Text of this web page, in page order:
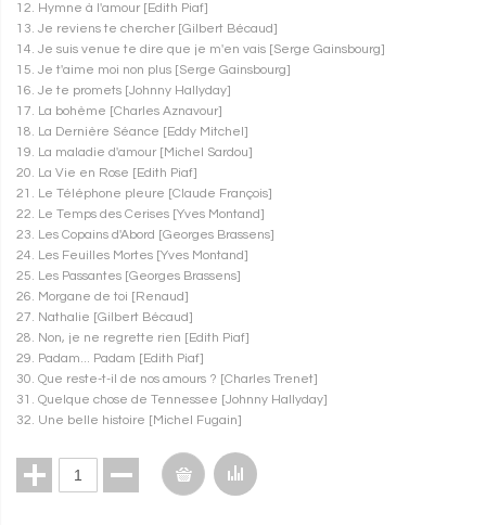
12. Hymne à l'amour [Edith Piaf]
13. Je reviens te chercher [Gilbert Bécaud]
14. Je suis venue te dire que je m'en vais [Serge Gainsbourg]
15. Je t'aime moi non plus [Serge Gainsbourg]
16. Je te promets [Johnny Hallyday]
17. La bohème [Charles Aznavour]
18. La Dernière Séance [Eddy Mitchel]
19. La maladie d'amour [Michel Sardou]
20. La Vie en Rose [Edith Piaf]
21. Le Téléphone pleure [Claude François]
22. Le Temps des Cerises [Yves Montand]
23. Les Copains d'Abord [Georges Brassens]
24. Les Feuilles Mortes [Yves Montand]
25. Les Passantes [Georges Brassens]
26. Morgane de toi [Renaud]
27. Nathalie [Gilbert Bécaud]
28. Non, je ne regrette rien [Edith Piaf]
29. Padam... Padam [Edith Piaf]
30. Que reste-t-il de nos amours ? [Charles Trenet]
31. Quelque chose de Tennessee [Johnny Hallyday]
32. Une belle histoire [Michel Fugain]